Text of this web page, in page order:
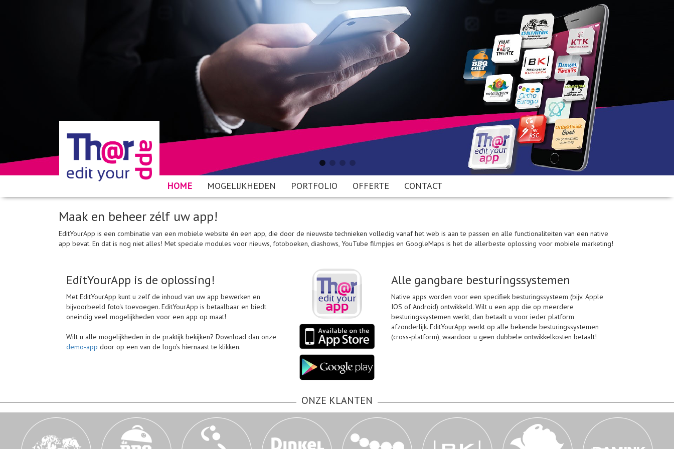
HOME MOGELIJKHEDEN PORTFOLIO OFFERTE CONTACT
Maak en beheer zélf uw app!
EditYourApp is een combinatie van een mobiele website én een app, die door de nieuwste technieken volledig vanaf het web is aan te passen en alle functionaliteiten van een native
app bevat. En dat is nog niet alles! Met speciale modules voor nieuws, fotoboeken, diashows, YouTube filmpjes en GoogleMaps is het de allerbeste oplossing voor mobiele marketing!
EditYourApp is de oplossing!
Met EditYourApp kunt u zelf de inhoud van uw app bewerken en
bijvoorbeeld foto's toevoegen. EditYourApp is betaalbaar en biedt
oneindig veel mogelijkheden voor een app op maat!
Wilt u alle mogelijkheden in de praktijk bekijken? Download dan onze
demo-app door op een van de logo's hiernaast te klikken.
Alle gangbare besturingssystemen
Native apps worden voor een specifiek besturingssysteem (bijv. Apple
IOS of Android) ontwikkeld. Wilt u een app die op meerdere
besturingssystemen werkt, dan betaalt u voor ieder platform
afzonderlijk. EditYourApp werkt op alle bekende besturingssystemen
(cross-platform), waardoor u geen dubbele ontwikkelkosten betaalt!
ONZE KLANTEN